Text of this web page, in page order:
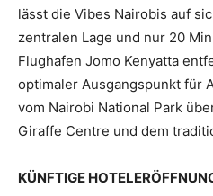
lässt die Vibes Nairobis auf
zentralen Lage und nur 20
Flughafen Jomo Kenyatta
optimaler Ausgangspunkt für
vom Nairobi National Park
Giraffe Centre und dem
KÜNFTIGE